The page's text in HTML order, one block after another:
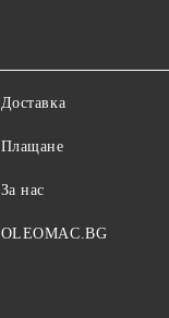
Доставка
Плащане
За нас
OLEOMAC.BG